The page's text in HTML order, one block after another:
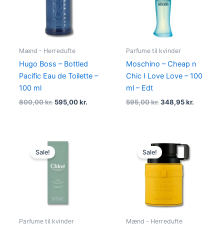
Mænd - Herredufte
Hugo Boss – Bottled
Pacific Eau de Toilette –
100 ml
800,00kr. 595,00kr.
Parfume til kvinder
Moschino – Cheap n
Chic I Love Love – 100
ml – Edt
595,00kr. 348,95kr.
Sale!
Parfume til kvinder
Original
1.240,00 kr..
Sale!
Mænd - Herredufte
price
was:
400,00 kr..